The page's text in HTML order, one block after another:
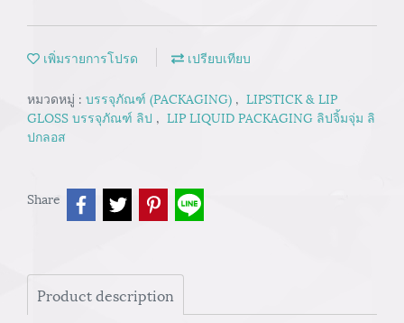
เพิ่มรายการโปรด เปรียบเทียบ
หมวดหมู่ : บรรจุภัณฑ์ (PACKAGING) , LIPSTICK & LIP
GLOSS บรรจุภัณฑ์ ลิป , LIP LIQUID PACKAGING ลิปจิ้มจุ่ม ลิ
ปกลอส
Share
Product description